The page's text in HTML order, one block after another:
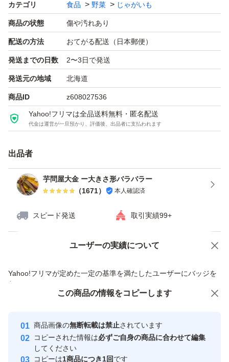
・切り傷
・小さい
などの理由で、市場出荷は不可能な規格です。
形を気にせず、また傷んでいる部分を包丁やピーラーで多
めに取り除けば、普通のじゃがいもと変わりません！
調理の手間がかかる分、普通よりお安くしております。
すめです！
<注意事項>
箱込み（=段ボールとじゃがいもを合わせて）10kgとあり
で、0.5kgほど多めになっております。
その点ご了承の方のみご購入くださいませ。
カテゴリ 食品 野菜 じゃがいも
商品の状態 傷や汚れあり
配送の方法 おてがる配送（日本郵便）
発送までの日数 2〜3日で発送
発送元の地域 北海道
商品ID z608027536
Yahoo!フリマは全品送料無料・匿名配送
代金は運営が一旦預かり、評価後、出品者に支払われます
出品者
芋問屋大金 ー大きさ形バラバラー
（1671） 本人確認済
スピード発送 取引実績99+
ユーザーの実績について
Yahoo!フリマが定めた一定の基準を満たしたユーザーにバッジを
付与しています
安心取引出品者
心・安全なユーザーです
取引実績
価格の相談 商品への質問
この商品の情報をコピーします
商品画像の無断転載は禁止されています
コピーされた情報は必ずご自身の商品に合わせて編集
してください
コピーは1商品につき1回です
この商品をみている人にオススメ